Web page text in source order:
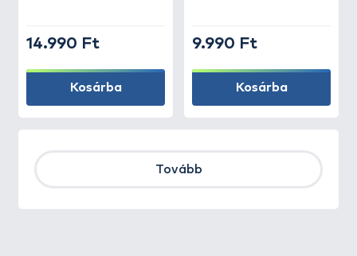
14.990 Ft
Kosárba
9.990 Ft
Kosárba
Tovább